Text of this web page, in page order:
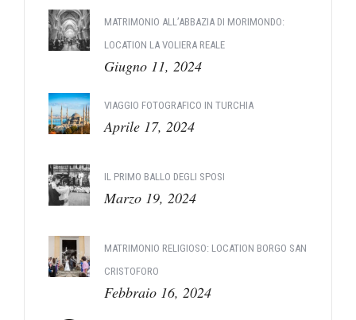
MATRIMONIO ALL’ABBAZIA DI MORIMONDO:
LOCATION LA VOLIERA REALE
Giugno 11, 2024
VIAGGIO FOTOGRAFICO IN TURCHIA
Aprile 17, 2024
IL PRIMO BALLO DEGLI SPOSI
Marzo 19, 2024
MATRIMONIO RELIGIOSO: LOCATION BORGO SAN
CRISTOFORO
Febbraio 16, 2024